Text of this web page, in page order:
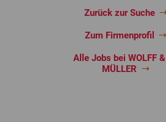
Zurück zur Suche
Zum Firmenprofil
Alle Jobs bei WOLFF &
MÜLLER